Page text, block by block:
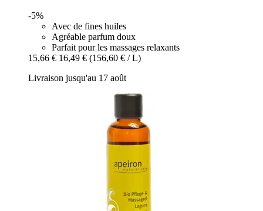
-5%
Avec de fines huiles
Agréable parfum doux
Parfait pour les massages relaxants
15,66 € 16,49 € (156,60 € / L)
Livraison jusqu'au 17 août